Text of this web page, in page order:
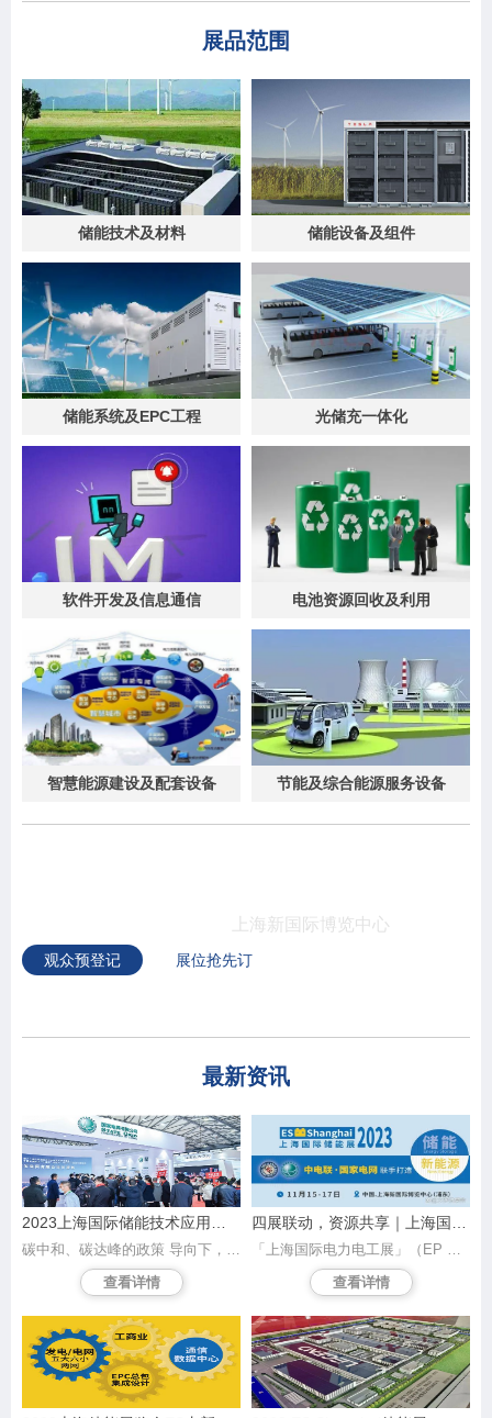
展品范围
储能技术及材料 储能设备及组件
储能系统及EPC工程 光储充一体化
软件开发及信息通信 电池资源回收及利用
智慧能源建设及配套设备 节能及综合能源服务设备
上海新国际博览中心
观众预登记 展位抢先订
最新资讯
碳中和、碳达峰的政策 导向下，储能不再只是一 道“选择题”，而 在各地利好政策的不断推动下，储能行业 也迎来了狂飙 式 的增长。在此背景下，中国电力 企业联合会充分 发挥桥梁纽带和 导向作用，与其已主办的三 十余年的国 内大型权威电力展——【EP上海国际 电力展】同期增设全 新“上海国际储能技 术应用展览会”，立足在“ 发电侧”、“电网侧”的 大储资源优势，围绕“ 新型储能”、“分布 式微电网”、“光储充”等 热门话题，与诸位一起打开新 型电力系统 下的储能发展新空间。
查看详情
「上海国际电力电工展」（EP 电力展）深耕细作三十年，累积丰富的发电侧电网侧资源，为配合市场高速发展及借助平台优势引领电力产业的升级和转型，由中国电力企业联合会和国家电网携手合作，香港雅式展览服务有限公司承办的「上海国际储能技术应用展览会」（以下简称ES储能展）即将在 2023年11月15日至17日于上海新国际博览中心 盛大开幕，汇聚产业发展的全要素，搭建平台助力拓展产业间的合作领域、推动新型储能技术，为“双碳”目标方面迈出坚实步伐。
查看详情